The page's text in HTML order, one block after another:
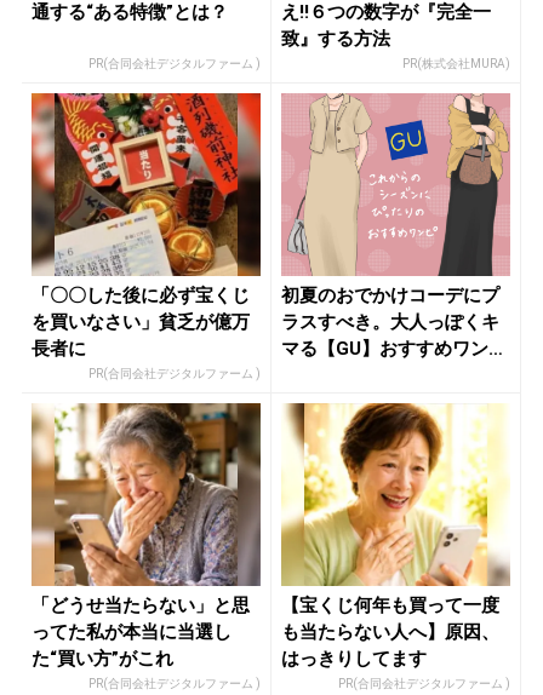
通する“ある特徴”とは？
PR(合同会社デジタルファーム )
え!!６つの数字が『完全一
致』する方法
PR(株式会社MURA)
「〇〇した後に必ず宝くじ
を買いなさい」貧乏が億万
長者に
PR(合同会社デジタルファーム )
初夏のおでかけコーデにプ
ラスすべき。大人っぽくキ
マる【GU】おすすめワンピ
「どうせ当たらない」と思
ってた私が本当に当選し
た“買い方”がこれ
PR(合同会社デジタルファーム )
【宝くじ何年も買って一度
も当たらない人へ】原因、
はっきりしてます
PR(合同会社デジタルファーム )